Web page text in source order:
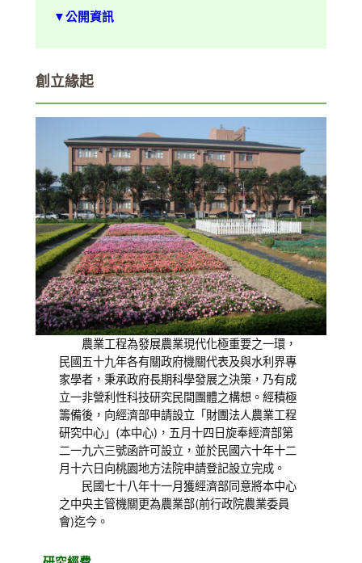
▼公開資訊
創立緣起
農業工程為發展農業現代化極重要之一環，
民國五十九年各有關政府機關代表及與水利界專
家學者，秉承政府長期科學發展之決策，乃有成
立一非營利性科技研究民間團體之構想。經積極
籌備後，向經濟部申請設立「財團法人農業工程
研究中心」(本中心)，五月十四日旋奉經濟部第
二一九六三號函許可設立，並於民國六十年十二
月十六日向桃園地方法院申請登記設立完成。
民國七十八年十一月獲經濟部同意將本中心
之中央主管機關更為農業部(前行政院農業委員
會)迄今。